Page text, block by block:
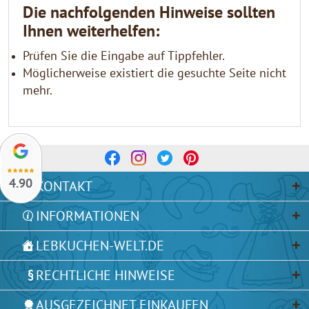
Die nachfolgenden Hinweise sollten
Ihnen weiterhelfen:
Prüfen Sie die Eingabe auf Tippfehler.
Möglicherweise existiert die gesuchte Seite nicht
mehr.
Zurück zur Startseite
4.90 KONTAKT
INFORMATIONEN
LEBKUCHEN-WELT.DE
RECHTLICHE HINWEISE
AUSGEZEICHNET EINKAUFEN